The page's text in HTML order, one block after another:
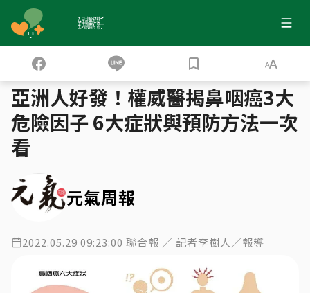
全民就醫好幫手 健保大數據
亞洲人好發！權威醫揭鼻咽癌3大
危險因子 6大症狀與預防方法一次
看
元氣周報
2022.05.29 09:23:00 聯合報 ／ 記者李樹人／報導